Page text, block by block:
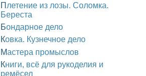
Плетение из лозы. Соломка.
Береста
Бондарное дело
Ковка. Кузнечное дело
Мастера промыслов
Книги, всё для рукоделия и
ремёсел